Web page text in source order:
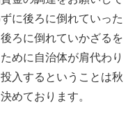
に後ろに倒れていった
ろに倒れていかざるを
めに自治体が肩代わり
入するということは秋
めております。